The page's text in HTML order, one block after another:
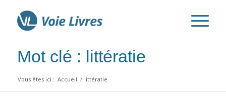
Mot clé : littératie
Vous êtes ici : Accueil / littératie